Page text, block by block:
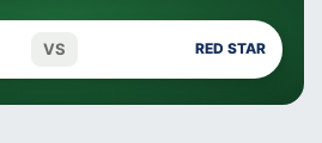
VS RED STAR